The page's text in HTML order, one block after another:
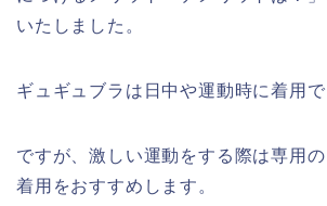
いたしました。
ギュギュブラは日中や運動時に着用で
ですが、激しい運動をする際は専用
着用をおすすめします。